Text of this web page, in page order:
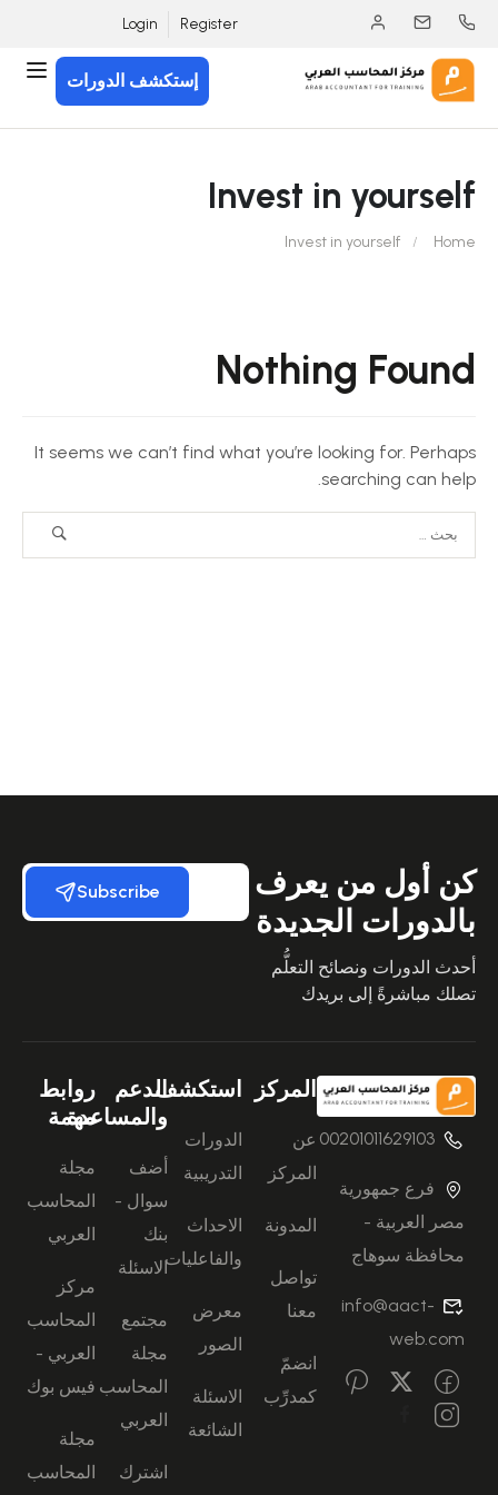
Register
Login
إستكشف الدورات
Invest in yourself
Home
Invest in yourself
Nothing Found
It seems we can’t find what you’re looking for. Perhaps
searching can help.
كن أول من يعرف
بالدورات الجديدة
أحدث الدورات ونصائح التعلُّم
تصلك مباشرةً إلى بريدك
Subscribe
00201011629103
فرع جمهورية
مصر العربية -
محافظة سوهاج
info@aact-
web.com
المركز
عن
المركز
المدونة
تواصل
معنا
انضمّ
كمدرِّب
استكشف
الدورات
التدريبية
الاحداث
والفاعليات
معرض
الصور
الاسئلة
الشائعة
الدعم
والمساعدة
أضف
سوال -
بنك
الاسئلة
مجتمع
مجلة
المحاسب
العربي
اشترك
روابط
مهمة
مجلة
المحاسب
العربي
مركز
المحاسب
العربي -
فيس بوك
مجلة
المحاسب